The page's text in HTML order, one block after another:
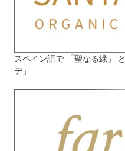
スペイン語で 「聖なる緑」
デ」